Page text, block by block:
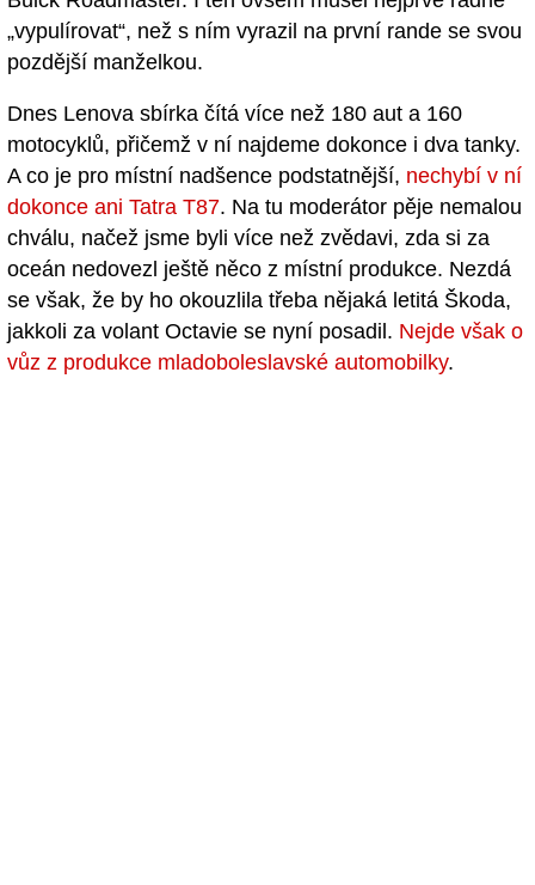
„vypulírovat“, než s ním vyrazil na první rande se svou
pozdější manželkou.
Dnes Lenova sbírka čítá více než 180 aut a 160
motocyklů, přičemž v ní najdeme dokonce i dva tanky.
A co je pro místní nadšence podstatnější, nechybí v ní
dokonce ani Tatra T87. Na tu moderátor pěje nemalou
chválu, načež jsme byli více než zvědavi, zda si za
oceán nedovezl ještě něco z místní produkce. Nezdá
se však, že by ho okouzlila třeba nějaká letitá Škoda,
jakkoli za volant Octavie se nyní posadil. Nejde však o
vůz z produkce mladoboleslavské automobilky.